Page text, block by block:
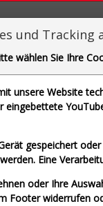
AG und 1
Airbus SE (Echtzeit
SAP SE
und Tracking
wählen Sie Ihre
unsere Website
gespeichert
Eine
oder Ihre
Footer widerrufen